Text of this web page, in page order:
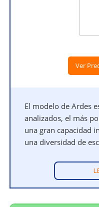
Ver
El modelo de Ardes
analizados, el más
una gran capacidad
una diversidad de